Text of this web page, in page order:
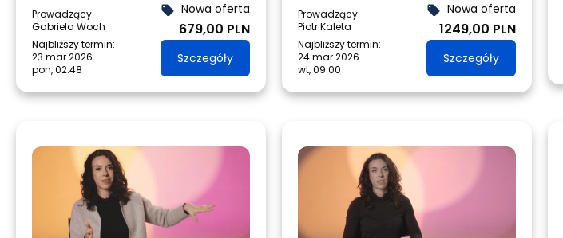
Prowadzący:
Gabriela Woch
Najbliższy termin:
23 mar 2026
pon, 02:48
local_offer Nowa oferta
679,00 PLN
Szczegóły
Prowadzący:
Piotr Kaleta
Najbliższy termin:
24 mar 2026
wt, 09:00
local_offer Nowa oferta
1249,00 PLN
Szczegóły